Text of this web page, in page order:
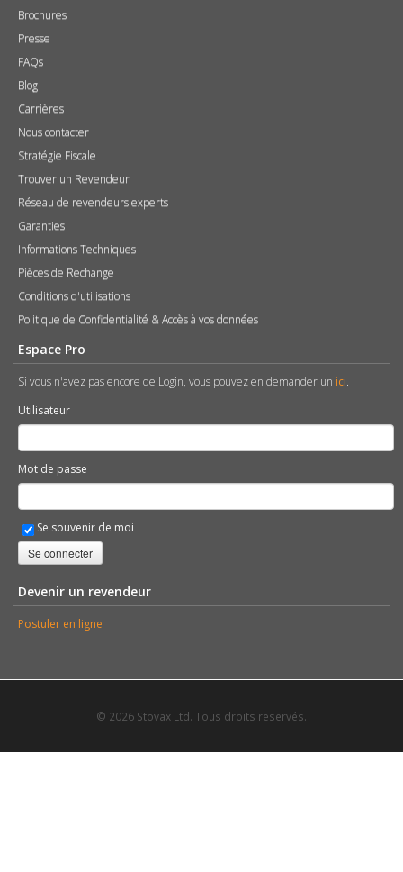
Brochures
Presse
FAQs
Blog
Carrières
Nous contacter
Stratégie Fiscale
Trouver un Revendeur
Réseau de revendeurs experts
Garanties
Informations Techniques
Pièces de Rechange
Conditions d'utilisations
Politique de Confidentialité & Accès à vos données
Espace Pro
Si vous n'avez pas encore de Login, vous pouvez en demander un ici.
Utilisateur
Mot de passe
Se souvenir de moi
Se connecter
Devenir un revendeur
Postuler en ligne
© 2026 Stovax Ltd. Tous droits reservés.